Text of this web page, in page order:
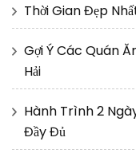
Thời Gian Đẹp
Gợi Ý Các Quán
Hải
Hành Trình 2
Đầy Đủ